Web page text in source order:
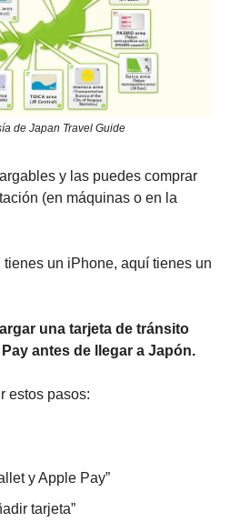
de Japan Travel Guide
y las puedes comprar
(en máquinas o en la
un iPhone, aquí tienes un
una tarjeta de tránsito
antes de llegar a Japón.
estos pasos:
y Apple Pay”
tarjeta”